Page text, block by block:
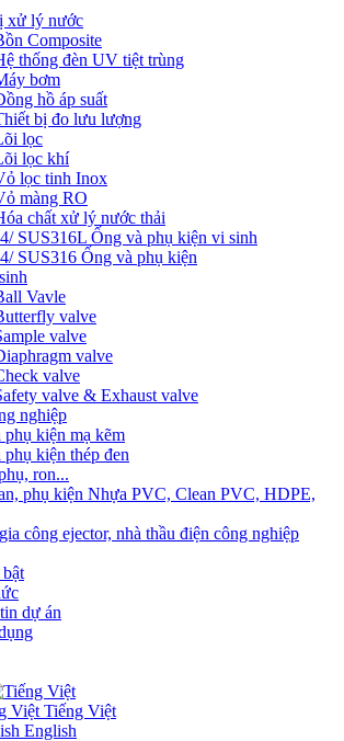
xử lý nước
Composite
thống đèn UV tiệt trùng
bơm
hồ áp suất
bị đo lưu lượng
lọc
lọc khí
lọc tinh Inox
màng RO
chất xử lý nước thải
SUS316L Ống và phụ kiện vi sinh
SUS316 Ống và phụ kiện
Vavle
valve
valve
valve
valve
valve & Exhaust valve
nghiệp
phụ kiện mạ kẽm
phụ kiện thép đen
ron...
phụ kiện Nhựa PVC, Clean PVC, HDPE,
gia công ejector, nhà thầu điện công nghiệp
dự án
Tiếng Việt
English